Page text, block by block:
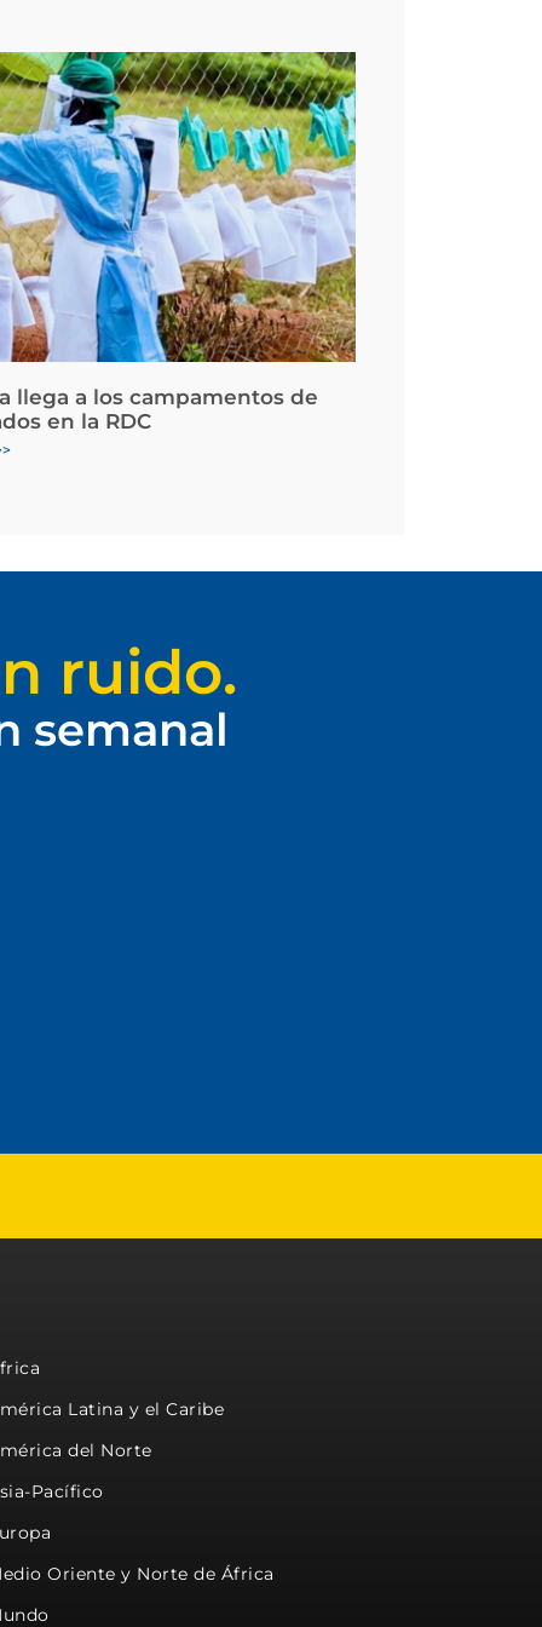
llega a los campamentos de
en la RDC
ruido.
semanal
Latina y el Caribe
del Norte
Pacífico
Oriente y Norte de África